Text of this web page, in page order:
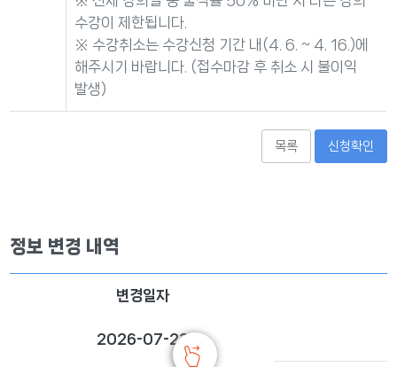
수강이 제한됩니다.
※ 수강취소는 수강신청 기간 내(4. 6. ~ 4. 16.)에
해주시기 바랍니다. (접수마감 후 취소 시 불이익
발생)
목록 신청확인
정보 변경 내역
변경일자
2026-07-23